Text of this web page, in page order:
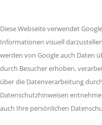
Diese Webseite verwendet
Informationen visuell
werden von Google auch Daten
durch Besucher erhoben,
über die Datenverarbeitung
Datenschutzhinweisen
auch Ihre persönlichen